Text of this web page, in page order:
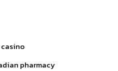
pharmacy